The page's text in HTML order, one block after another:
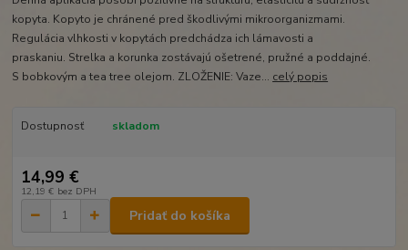
kopyta. Kopyto je chránené pred škodlivými mikroorganizmami.
Regulácia vlhkosti v kopytách predchádza ich lámavosti a
praskaniu. Strelka a korunka zostávajú ošetrené, pružné a poddajné.
S bobkovým a tea tree olejom. ZLOŽENIE: Vaze... celý popis
Dostupnosť skladom
14,99 €
12,19 € bez DPH
Pridať do košíka